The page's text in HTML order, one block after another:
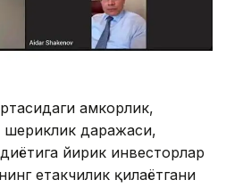
ҳамкорлик,
даражаси,
йирик инвесторлар
етакчилик қилаётгани